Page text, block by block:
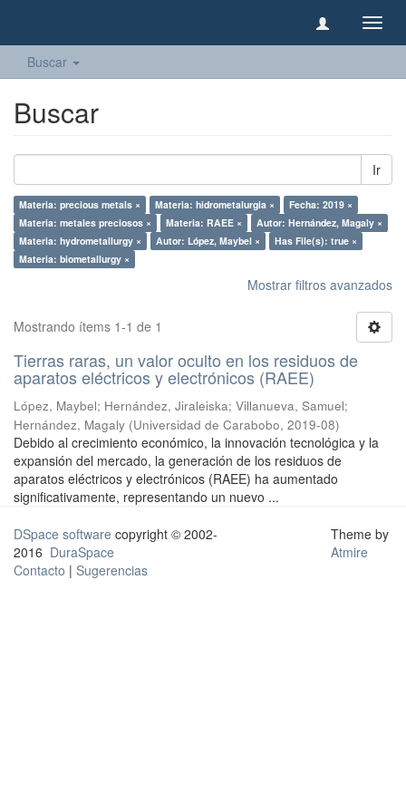
Buscar
Buscar
Ir
Materia: precious metals × Materia: hidrometalurgia ×
Fecha: 2019 ×
Materia: metales preciosos ×
Materia: RAEE ×
Autor: Hernández, Magaly ×
Materia: hydrometallurgy ×
Autor: López, Maybel ×
Has File(s): true ×
Materia: biometallurgy ×
Mostrar filtros avanzados
Mostrando ítems 1-1 de 1
Tierras raras, un valor oculto en los residuos de
aparatos eléctricos y electrónicos (RAEE)
López, Maybel; Hernández, Jiraleiska; Villanueva, Samuel;
Hernández, Magaly (Universidad de Carabobo, 2019-08)
Debido al crecimiento económico, la innovación tecnológica y la
expansión del mercado, la generación de los residuos de
aparatos eléctricos y electrónicos (RAEE) ha aumentado
significativamente, representando un nuevo ...
DSpace software copyright © 2002-
2016 DuraSpace
Contacto | Sugerencias
Theme by
Atmire